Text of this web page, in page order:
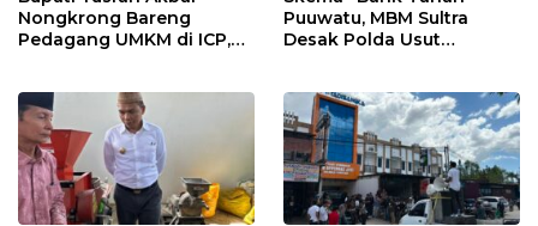
Nongkrong Bareng
Pedagang UMKM di ICP,
Kerakyatan
Puuwatu, MBM Sultra
Desak Polda Usut